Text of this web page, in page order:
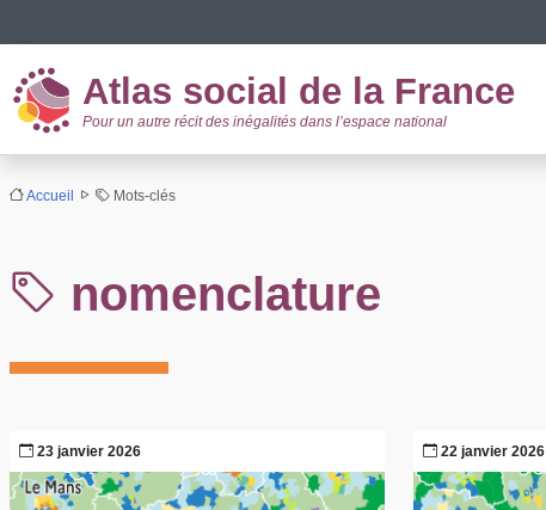
Atlas social de la France
Pour un autre récit des inégalités dans l’espace national
Accueil Mots-clés
nomenclature
23 janvier 2026 22 janvier 2026